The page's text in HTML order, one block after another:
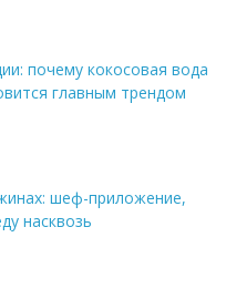
почему кокосовая вода
главным трендом
шеф-приложение,
насквозь